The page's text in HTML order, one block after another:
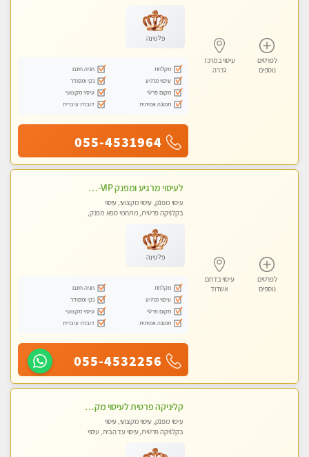
לפרטים
נוספים
עיסוי במרכז
גדרה
פלטינה
מקלחת
חניה חינם
עיסוי מרגיע
נקי ומסודר
מקום פרטי
עיסוי מקצועי
תמונה אמיתית
דוברת עיברית
055-4531964
לפרטים
נוספים
עיסוי בדרום
אשדוד
לעיסוי מרגיע ומפנק VIP-מומלץ לחלוטין! פרטי! ​​​​​​ Highly recommended
עיסוי מפנק, עיסוי מקצועי, עיסוי
בקלניקה פרטית, מתחמי ספא מפנק,
טנטרה
פלטינה
מקלחת
חניה חינם
עיסוי מרגיע
נקי ומסודר
מקום פרטי
עיסוי מקצועי
תמונה אמיתית
דוברת עיברית
055-4532256
קליניקה פרטית לעיסוי מקצועי ואלטרנטיבי ברמה גבוהה VIP תתקשר ..... highly recommended..new in the city
עיסוי מפנק, עיסוי מקצועי, עיסוי
בקלניקה פרטית, עיסוי עד הבית, עיסוי